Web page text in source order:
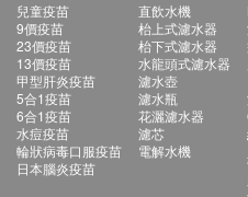
兒童疫苗
9價疫苗
23價疫苗
13價疫苗
甲型肝炎疫苗
5合1疫苗
6合1疫苗
水痘疫苗
輪狀病毒口服疫苗
日本腦炎疫苗
直飲水機
枱上式濾水器
枱下式濾水器
水龍頭式濾水器
濾水壺
濾水瓶
花灑濾水器
濾芯
電解水機